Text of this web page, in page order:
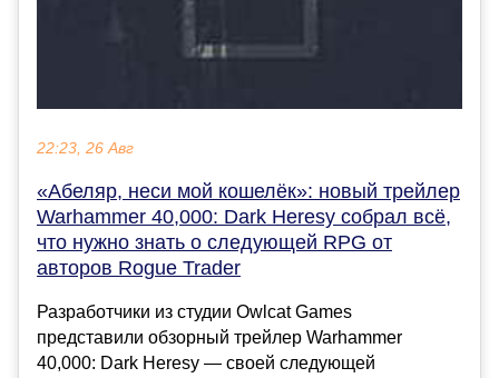
22:23, 26 Авг
«Абеляр, неси мой кошелёк»: новый трейлер
Warhammer 40,000: Dark Heresy собрал всё,
что нужно знать о следующей RPG от
авторов Rogue Trader
Разработчики из студии Owlcat Games
представили обзорный трейлер Warhammer
40,000: Dark Heresy — своей следующей